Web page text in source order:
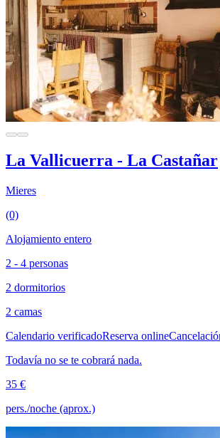
La Vallicuerra - La Castañar
Mieres
(0)
Alojamiento entero
2 - 4 personas
2 dormitorios
2 camas
Calendario verificadoReserva online
Todavía no se te cobrará nada.
35 €
pers./noche (aprox.)